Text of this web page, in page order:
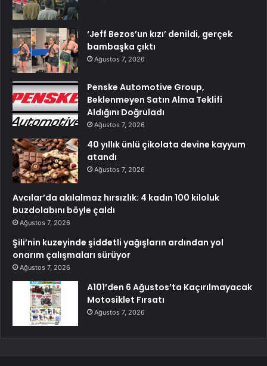
‘Jeff Bezos’un kızı’ denildi, gerçek
bambaşka çıktı
Ağustos 7, 2026
Penske Automotive Group,
Beklenmeyen Satın Alma Teklifi
Aldığını Doğruladı
Ağustos 7, 2026
40 yıllık ünlü çikolata devine kayyum
atandı
Ağustos 7, 2026
Avcılar’da akılalmaz hırsızlık: 4 kadın 100 kiloluk
buzdolabını böyle çaldı
Ağustos 7, 2026
Şili’nin kuzeyinde şiddetli yağışların ardından yol
onarım çalışmaları sürüyor
Ağustos 7, 2026
A101’den 6 Ağustos’ta Kaçırılmayacak
Motosiklet Fırsatı
Ağustos 7, 2026